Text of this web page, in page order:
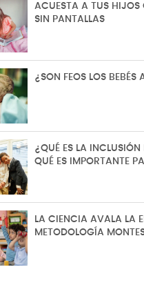
ACUESTA A TUS HIJOS
SIN PANTALLAS
¿SON FEOS LOS BEBÉS
¿QUÉ ES LA
QUÉ ES IMPORTANTE
LA CIENCIA AVALA LA
METODOLOGÍA